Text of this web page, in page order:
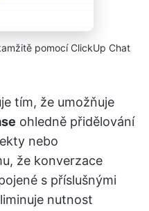
pomocí ClickUp Chat
tím, že umožňuje
ohledně přidělování
nebo
že konverzace
s příslušnými
nutnost